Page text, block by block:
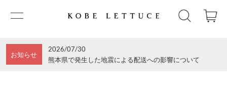
お知らせ
2026/07/30
熊本県で発生した地震による配送への影響について